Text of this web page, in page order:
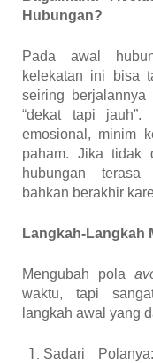
Hubungan?
Pada awal
kelekatan ini bisa
seiring berjalannya
“dekat tapi
emosional, minim
paham. Jika tidak
hubungan terasa
bahkan berakhir
Langkah-Langkah
Mengubah pola
waktu, tapi
langkah awal yang
Sadari